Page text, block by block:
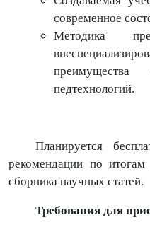
современное
Методика
педтехнологий.
Планируется
рекомендации по
сборника научных статей.
Требования для